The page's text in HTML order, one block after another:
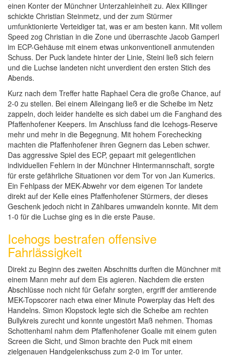
einen Konter der Münchner Unterzahleinheit zu. Alex Killinger
schickte Christian Steinmetz, und der zum Stürmer
umfunktionierte Verteidiger tat, was er am besten kann. Mit vollem
Speed zog Christian in die Zone und überraschte Jacob Gamperl
im ECP-Gehäuse mit einem etwas unkonventionell anmutenden
Schuss. Der Puck landete hinter der Linie, Steini ließ sich feiern
und die Luchse landeten nicht unverdient den ersten Stich des
Abends.
Kurz nach dem Treffer hatte Raphael Cera die große Chance, auf
2-0 zu stellen. Bei einem Alleingang ließ er die Scheibe im Netz
zappeln, doch leider handelte es sich dabei um die Fanghand des
Pfaffenhofener Keepers. Im Anschluss fand die Icehogs-Reserve
mehr und mehr in die Begegnung. Mit hohem Forechecking
machten die Pfaffenhofener ihren Gegnern das Leben schwer.
Das aggressive Spiel des ECP, gepaart mit gelegentlichen
individuellen Fehlern in der Münchner Hintermannschaft, sorgte
für erste gefährliche Situationen vor dem Tor von Jan Kumerics.
Ein Fehlpass der MEK-Abwehr vor dem eigenen Tor landete
direkt auf der Kelle eines Pfaffenhofener Stürmers, der dieses
Geschenk jedoch nicht in Zählbares umwandeln konnte. Mit dem
1-0 für die Luchse ging es in die erste Pause.
Icehogs bestrafen offensive
Fahrlässigkeit
Direkt zu Beginn des zweiten Abschnitts durften die Münchner mit
einem Mann mehr auf dem Eis agieren. Nachdem die ersten
Abschlüsse noch nicht für Gefahr sorgten, ergriff der amtierende
MEK-Topscorer nach etwa einer Minute Powerplay das Heft des
Handelns. Simon Klopstock legte sich die Scheibe am rechten
Bullykreis zurecht und konnte ungestört Maß nehmen. Thomas
Schottenhaml nahm dem Pfaffenhofener Goalie mit einem guten
Screen die Sicht, und Simon brachte den Puck mit einem
zielgenauen Handgelenkschuss zum 2-0 im Tor unter.